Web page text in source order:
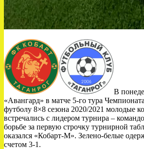
В
«Авангард» в матче 5-го тура
футболу 8×8 сезона 2020/2021 молодые
встречались с лидером турнира –
борьбе за первую строчку турнирной
оказался «Кобарт-М». Зелено-белые
счетом 3-1.